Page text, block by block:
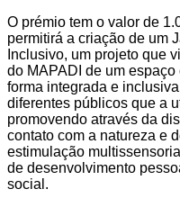
O prémio tem o valor de
permitirá a criação de um
Inclusivo, um projeto que
do MAPADI de um espaço
forma integrada e
diferentes públicos que a
promovendo através da
contato com a natureza e
estimulação
de desenvolvimento
social.